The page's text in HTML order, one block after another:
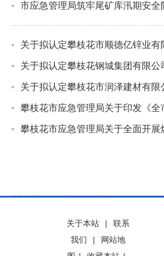
市应急管理局筑牢尾矿库汛期安全
关于拟认定攀枝花市顺德亿锌业
关于拟认定攀枝花钢城集团有限
关于拟认定攀枝花市润泽建材有
攀枝花市应急管理局关于印发《全
攀枝花市应急管理局关于全面开
关于本站 |
联系
我们
|
网站地